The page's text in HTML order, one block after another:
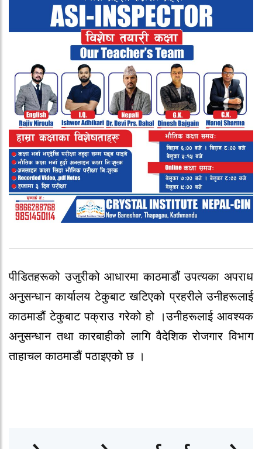
पीडितहरूको उजुरीको आधारमा काठमाडौं उपत्यका अपराध
अनुसन्धान कार्यालय टेकुबाट खटिएको प्रहरीले उनीहरूलाई
काठमाडौं टेकुबाट पक्राउ गरेको हो ।उनीहरूलाई आवश्यक
अनुसन्धान तथा कारबाहीको लागि वैदेशिक रोजगार विभाग
ताहाचल काठमाडौं पठाइएको छ ।